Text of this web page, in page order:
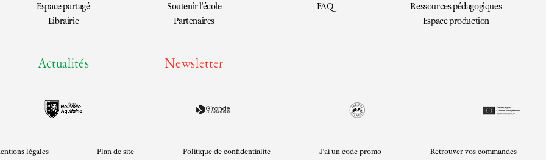
Espace partagé
Librairie
Soutenir l'école
Partenaires
FAQ
Ressources pédagogiques
Espace production
Actualités Newsletter
légales Plan de site Politique de confidentialité J'ai un code promo Retrouver vos commandes